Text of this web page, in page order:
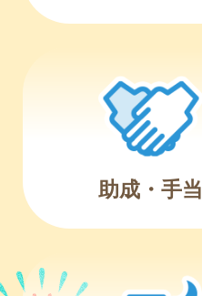
助成・手当